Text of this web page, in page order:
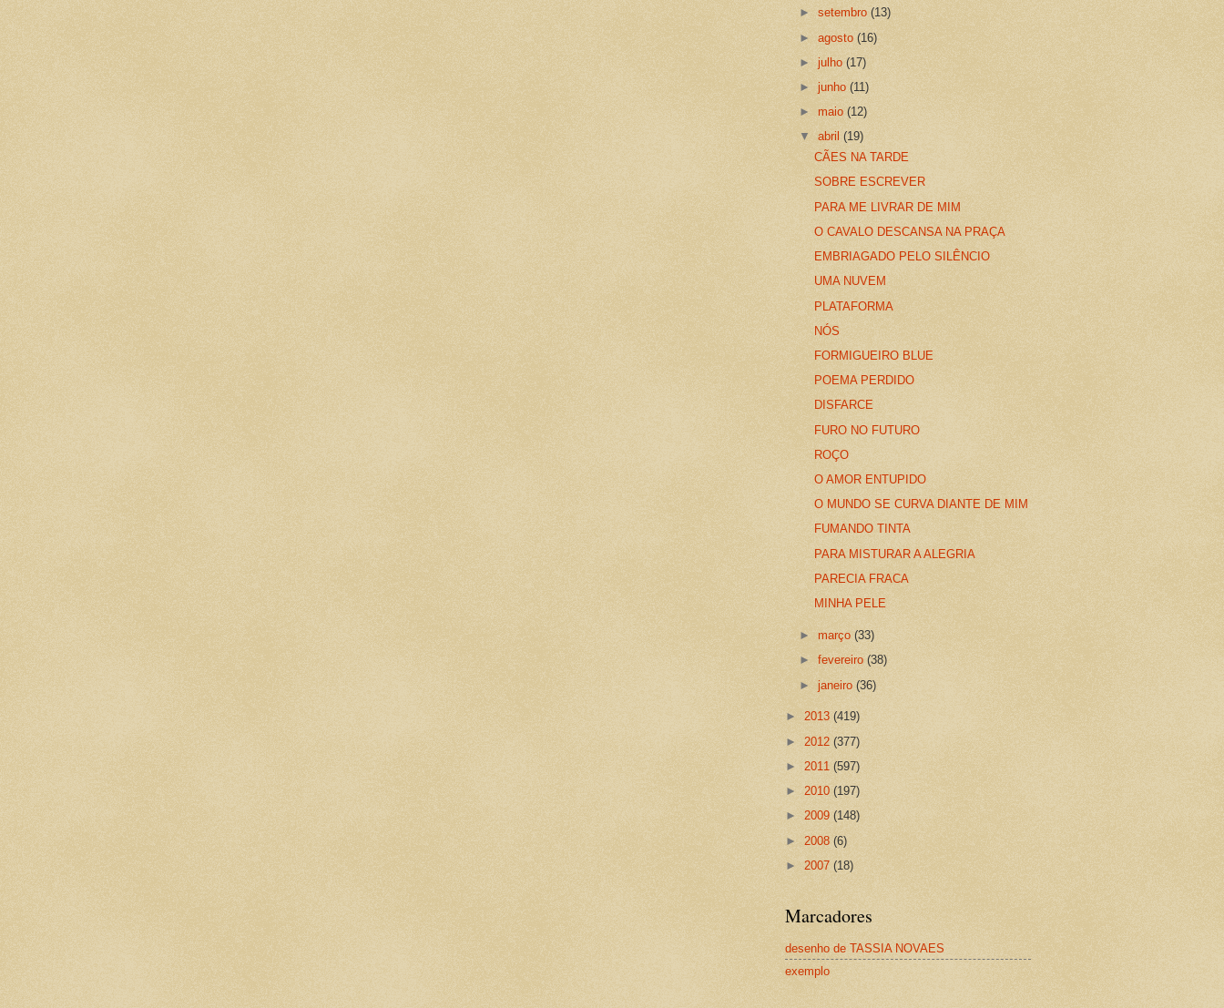
►setembro(13)
►agosto(16)
►julho(17)
►junho(11)
►maio(12)
▼abril(19)
CÃES NA TARDE
SOBRE ESCREVER
PARA ME LIVRAR DE MIM
O CAVALO DESCANSA NA PRAÇA
EMBRIAGADO PELO SILÊNCIO
UMA NUVEM
PLATAFORMA
NÓS
FORMIGUEIRO BLUE
POEMA PERDIDO
DISFARCE
FURO NO FUTURO
ROÇO
O AMOR ENTUPIDO
O MUNDO SE CURVA DIANTE DE MIM
FUMANDO TINTA
PARA MISTURAR A ALEGRIA
PARECIA FRACA
MINHA PELE
►março(33)
►fevereiro(38)
►janeiro(36)
► 2013 (419)
► 2012 (377)
► 2011 (597)
► 2010 (197)
► 2009 (148)
► 2008 (6)
► 2007 (18)
Marcadores
desenho de TASSIA NOVAES
exemplo